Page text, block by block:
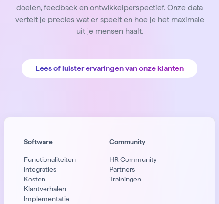
doelen, feedback en ontwikkelperspectief. Onze data
vertelt je precies wat er speelt en hoe je het maximale
uit je mensen haalt.
Lees of luister ervaringen van onze klanten
Software
Functionaliteiten
Integraties
Kosten
Klantverhalen
Implementatie
Community
HR Community
Partners
Trainingen